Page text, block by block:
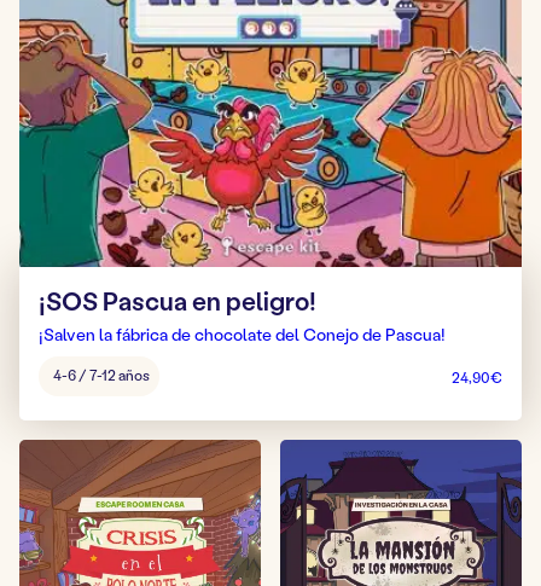
¡SOS Pascua en peligro!
¡Salven la fábrica de chocolate del Conejo de Pascua!
del4-6 / 7-12 años 24,90€